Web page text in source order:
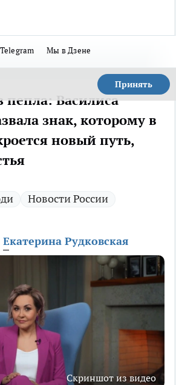
Мы в Дзене
Принять
пепла: Василиса
знак, которому в
новый путь,
Новости России
Екатерина Рудковская
Скриншот из видео